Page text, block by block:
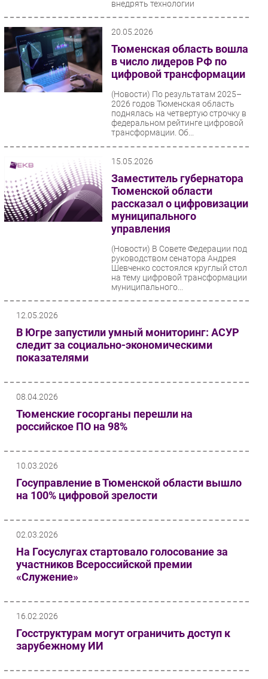
внедрять технологии
20.05.2026
Тюменская область вошла
в число лидеров РФ по
цифровой трансформации
(Новости) По результатам 2025–
2026 годов Тюменская область
поднялась на четвертую строчку в
федеральном рейтинге цифровой
трансформации. Об...
15.05.2026
Заместитель губернатора
Тюменской области
рассказал о цифровизации
муниципального
управления
(Новости) В Совете Федерации под
руководством сенатора Андрея
Шевченко состоялся круглый стол
на тему цифровой трансформации
муниципального...
12.05.2026
В Югре запустили умный мониторинг: АСУР
следит за социально-экономическими
показателями
08.04.2026
Тюменские госорганы перешли на
российское ПО на 98%
10.03.2026
Госуправление в Тюменской области вышло
на 100% цифровой зрелости
02.03.2026
На Госуслугах стартовало голосование за
участников Всероссийской премии
«Служение»
16.02.2026
Госструктурам могут ограничить доступ к
зарубежному ИИ